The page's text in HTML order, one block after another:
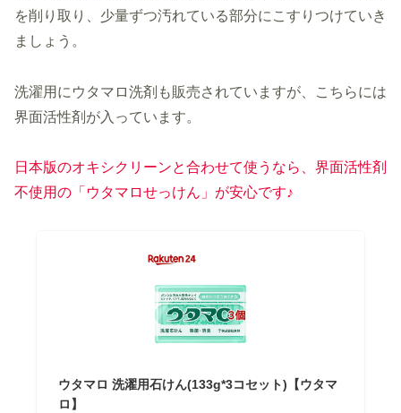
を削り取り、少量ずつ汚れている部分にこすりつけていき
ましょう。
洗濯用にウタマロ洗剤も販売されていますが、こちらには
界面活性剤が入っています。
日本版のオキシクリーンと合わせて使うなら、界面活性剤
不使用の「ウタマロせっけん」が安心です♪
ウタマロ 洗濯用石けん(133g*3コセット)【ウタマ
ロ】